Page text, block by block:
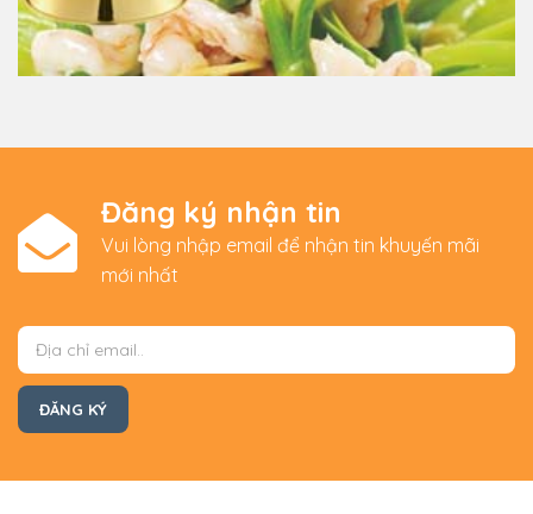
Đăng ký nhận tin
Vui lòng nhập email để nhận tin khuyến mãi
mới nhất